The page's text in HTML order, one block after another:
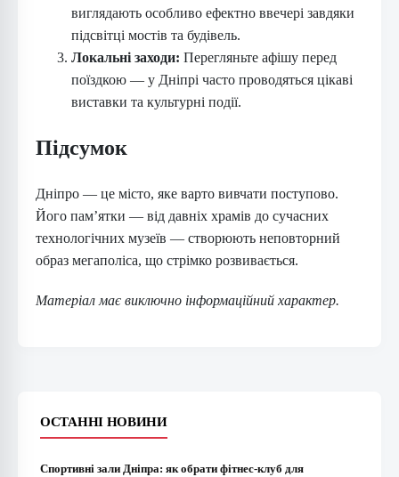
виглядають особливо ефектно ввечері завдяки
підсвітці мостів та будівель.
Локальні заходи: Перегляньте афішу перед
поїздкою — у Дніпрі часто проводяться цікаві
виставки та культурні події.
Підсумок
Дніпро — це місто, яке варто вивчати поступово.
Його пам’ятки — від давніх храмів до сучасних
технологічних музеїв — створюють неповторний
образ мегаполіса, що стрімко розвивається.
Матеріал має виключно інформаційний характер.
ОСТАННІ НОВИНИ
Спортивні зали Дніпра: як обрати фітнес-клуб для